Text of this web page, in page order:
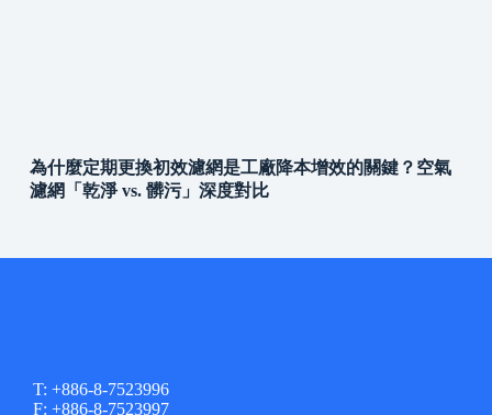
為什麼定期更換初效濾網是工廠降本增效的關鍵？空氣
濾網「乾淨 vs. 髒污」深度對比
T: +886-8-7523996
F: +886-8-7523997